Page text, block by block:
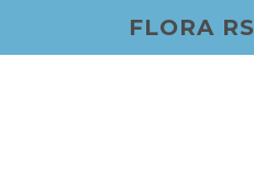
FLORA RS